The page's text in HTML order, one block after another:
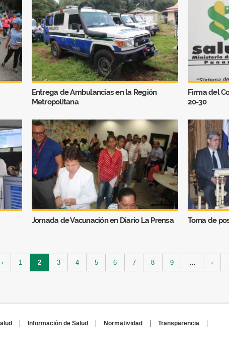
Entrega de Ambulancias en la Región
Metropolitana
Firma del
20-30
Jornada de Vacunación en Diario La Prensa Toma de
‹ 1 2 3 4 5 6 7 8 9 ›
Información de Salud Normatividad
Transparencia